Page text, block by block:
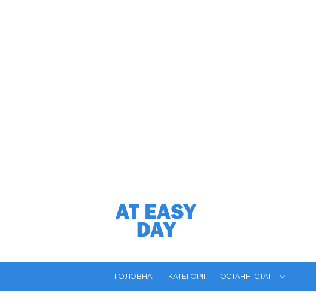
ГОЛОВНА КАТЕГОРІЇ ОСТАННІ СТАТТІ